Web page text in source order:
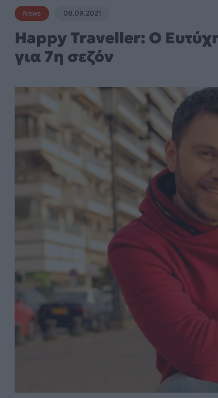
News 08.09.2021
Happy Traveller: Ο
για 7η σεζόν